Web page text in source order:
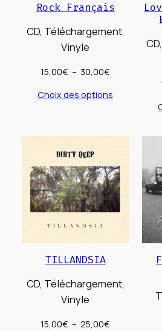
Rock Français
CD, Téléchargement,
Vinyle
15,00€ – 30,00€
prix :
30,00€
Choix des options
TILLANDSIA
CD, Téléchargement,
Vinyle
15,00€ – 25,00€